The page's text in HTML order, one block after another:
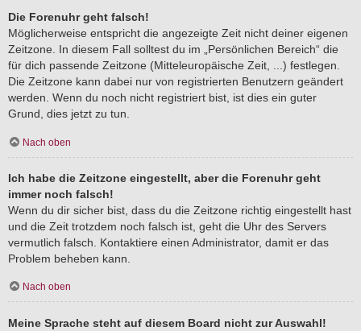
Die Forenuhr geht falsch!
Möglicherweise entspricht die angezeigte Zeit nicht deiner eigenen
Zeitzone. In diesem Fall solltest du im „Persönlichen Bereich“ die
für dich passende Zeitzone (Mitteleuropäische Zeit, ...) festlegen.
Die Zeitzone kann dabei nur von registrierten Benutzern geändert
werden. Wenn du noch nicht registriert bist, ist dies ein guter
Grund, dies jetzt zu tun.
Nach oben
Ich habe die Zeitzone eingestellt, aber die Forenuhr geht
immer noch falsch!
Wenn du dir sicher bist, dass du die Zeitzone richtig eingestellt hast
und die Zeit trotzdem noch falsch ist, geht die Uhr des Servers
vermutlich falsch. Kontaktiere einen Administrator, damit er das
Problem beheben kann.
Nach oben
Meine Sprache steht auf diesem Board nicht zur Auswahl!